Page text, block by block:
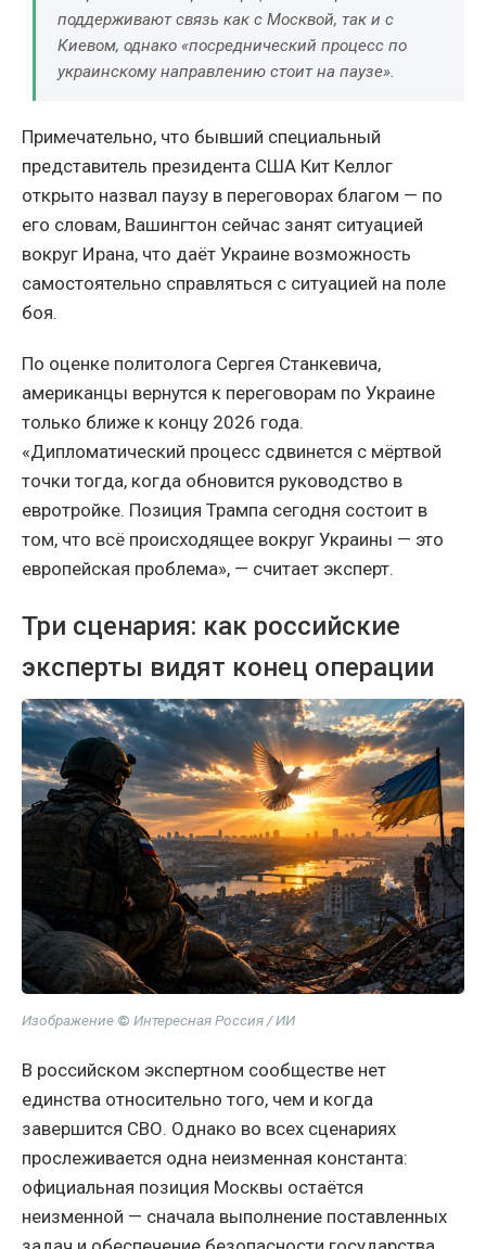
поддерживают связь как с Москвой, так и с
Киевом, однако «посреднический процесс по
украинскому направлению стоит на паузе».
Примечательно, что бывший специальный
представитель президента США Кит Келлог
открыто назвал паузу в переговорах благом — по
его словам, Вашингтон сейчас занят ситуацией
вокруг Ирана, что даёт Украине возможность
самостоятельно справляться с ситуацией на поле
боя.
По оценке политолога Сергея Станкевича,
американцы вернутся к переговорам по Украине
только ближе к концу 2026 года.
«Дипломатический процесс сдвинется с мёртвой
точки тогда, когда обновится руководство в
евротройке. Позиция Трампа сегодня состоит в
том, что всё происходящее вокруг Украины — это
европейская проблема», — считает эксперт.
Три сценария: как российские
эксперты видят конец операции
Изображение © Интересная Россия / ИИ
В российском экспертном сообществе нет
единства относительно того, чем и когда
завершится СВО. Однако во всех сценариях
прослеживается одна неизменная константа:
официальная позиция Москвы остаётся
неизменной — сначала выполнение поставленных